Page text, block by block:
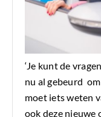
‘Je kunt de
nu al gebeurd
moet iets weten
ook deze nieuwe